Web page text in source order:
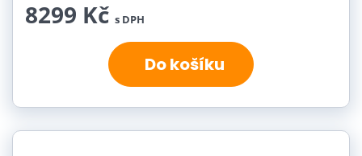
8299 Kč s DPH
Do košíku